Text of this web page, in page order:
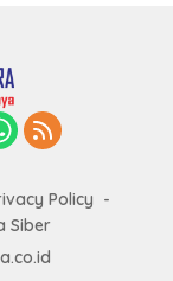
Policy
Siber